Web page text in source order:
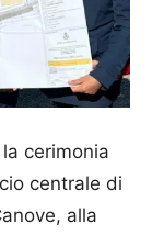
cerimonia
centrale di
alla